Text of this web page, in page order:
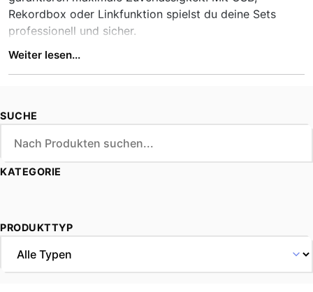
Rekordbox oder Linkfunktion spielst du deine Sets
professionell und sicher.
Weiter lesen...
SUCHE
KATEGORIE
PRODUKTTYP